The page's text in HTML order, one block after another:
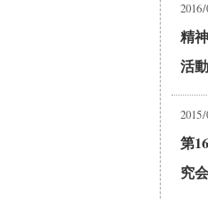
精
活
第
究会